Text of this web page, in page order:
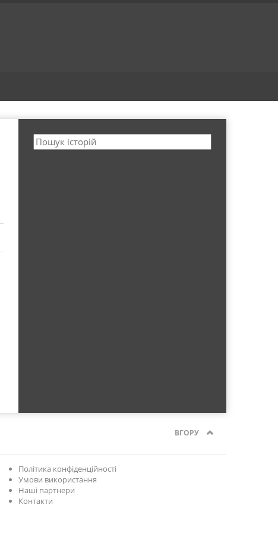
ВГОРУ
Політика конфіденційності
Умови використання
Наші партнери
Контакти